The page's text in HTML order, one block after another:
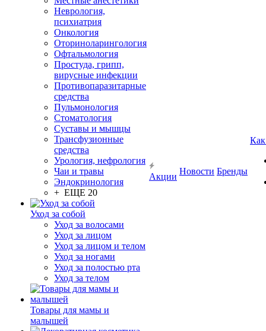
Неврология,
психиатрия
Онкология
Оториноларингология
Офтальмология
Простуда, грипп,
вирусные инфекции
Противопаразитарные
средства
Пульмонология
Стоматология
Суставы и мышцы
Трансфузионные
средства
Урология, нефрология
Чаи и травы
Эндокринология
+ ЕЩЕ 20
Уход за собой
Уход за волосами
Уход за лицом
Уход за лицом и телом
Уход за ногами
Уход за полостью рта
Уход за телом
Товары для мамы и
малышей
Акции
Новости Бренды